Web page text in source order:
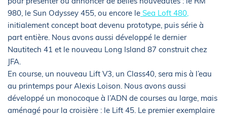
980, le Sun Odyssey 455, ou encore le Sea Loft 480,
initialement concept boat devenu prototype, puis série à
part entière. Nous avons aussi développé le dernier
Nautitech 41 et le nouveau Long Island 87 construit chez
JFA.
En course, un nouveau Lift V3, un Class40, sera mis à l’eau
au printemps pour Alexis Loison. Nous avons aussi
développé un monocoque à l’ADN de courses au large, mais
aménagé pour la croisière : le Lift 45. Le premier exemplaire